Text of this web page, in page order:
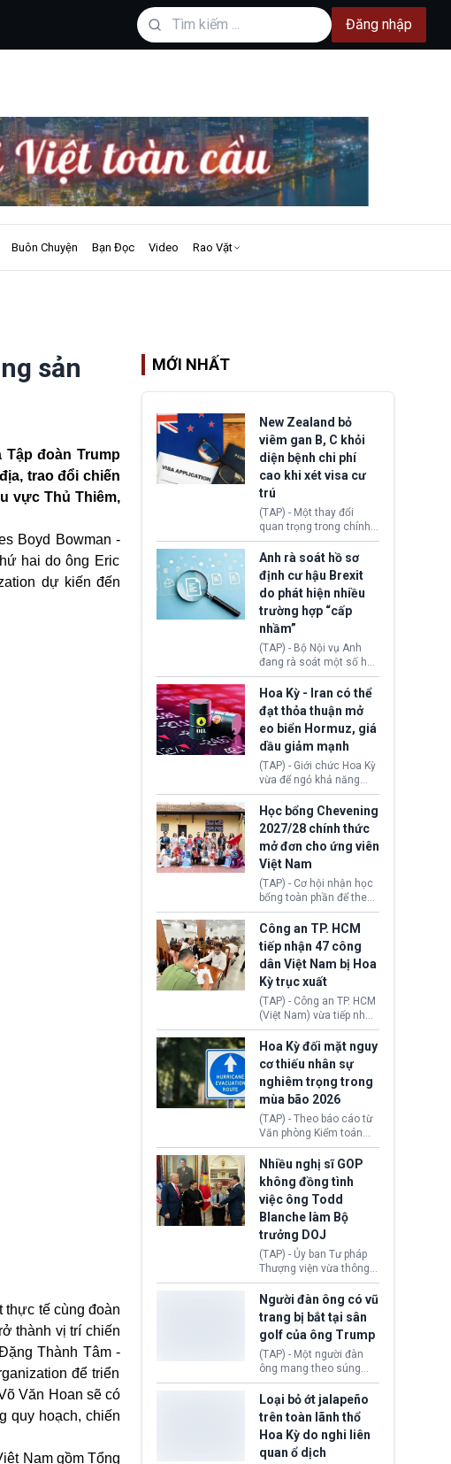
Đăng nhập
Buôn Chuyện Bạn Đọc Video Rao Vặt
sản
Tập đoàn Trump
trao đổi chiến
vực Thủ Thiêm,
Boyd Bowman -
hai do ông Eric
dự kiến đến
thực tế cùng đoàn
thành vị trí chiến
Thành Tâm -
để triển
Văn Hoan sẽ có
quy hoạch, chiến
NamgồmTổng
MỚI NHẤT
New Zealand bỏ
viêm gan B, C khỏi
diện bệnh chi phí
cao khi xét visa cư
trú
(TAP) - Một thay đổi
quan trọng trong chính
sách nhập cư của New
Zealand đang mở ra
thêm cơ hội cho nhiều
người muốn định cư. Từ
nay, người mắc viêm
gan B hoặc viêm gan C
sẽ không còn bị mặc
định không đáp ứng tiêu
chuẩn sức khỏe chỉ vì
chi phí điều trị khi nộp hồ
Anh rà soát hồ sơ
định cư hậu Brexit
do phát hiện nhiều
trường hợp “cấp
nhầm”
(TAP) - Bộ Nội vụ Anh
đang rà soát một số hồ
sơ thuộc Chương trình
Định cư EU (EU
Settlement Scheme -
EUSS) sau khi xác định
có trường hợp được cấp
quy chế cư trú hậu
Brexit “do nhầm lẫn”.
Động thái này làm dấy
lên lo ngại về việc thực
thi Thỏa thuận Rút khỏi
Liên minh châu Âu
(Withdrawal
Agreement).
Hoa Kỳ - Iran có thể
đạt thỏa thuận mở
eo biển Hormuz, giá
dầu giảm mạnh
(TAP) - Giới chức Hoa Kỳ
vừa để ngỏ khả năng
sớm đạt thỏa thuận với
Iran nhằm mở lại eo biển
Hormuz, mở đường cho
việc khôi phục hoạt
động hàng hải. Những
tín hiệu ngoại giao tích
cực này lập tức tác động
đến thị trường năng
lượng, kéo giá dầu thế
giới lùi sâu xuống dưới
mức 80 USD/thùng.
Học bổng Chevening
2027/28 chính thức
mở đơn cho ứng viên
Việt Nam
(TAP) - Cơ hội nhận học
bổng toàn phần để theo
học chương trình thạc sĩ
tại Vương quốc Anh đã
chính thức quay trở lại.
Học bổng Chevening
2027/28 của Chính phủ
Anh vừa mở cổng ứng
tuyển dành riêng ứng
viên Việt Nam, hỗ trợ
toàn bộ chi phí học tập
cùng nhiều quyền lợi
trong suốt một năm
học.
Công an TP. HCM
tiếp nhận 47 công
dân Việt Nam bị Hoa
Kỳ trục xuất
(TAP) - Công an TP. HCM
(Việt Nam) vừa tiếp nhận
47 công dân Việt Nam bị
Hoa Kỳ trục xuất về
nước. Đây là đợt có số
lượng lớn nhất từ đầu
năm 2026 đến nay, phản
ánh xu hướng gia tăng
các trường hợp trục
xuất.
Hoa Kỳ đối mặt nguy
cơ thiếu nhân sự
nghiêm trọng trong
mùa bão 2026
(TAP) - Theo báo cáo từ
Văn phòng Kiểm toán
Chính phủ (GAO), Cơ
quan Quản lý Khẩn cấp
Liên bang (FEMA) thuộc
Bộ An ninh Nội địa Hoa
Kỳ (DHS) đang đối mặt
nguy cơ thiếu hụt lực
lượng trầm trọng. Điều
này cần được đặc biệt
chú ý bởi nếu các siêu
bão đổ bộ Hoa Kỳ ở nửa
lượng ứng phó “mỏng”
có thể làm nghẽn công
tác cứu trợ; dẫn đến hệ
thống ứng phó khẩn cấp
quốc gia quá tải.
Nhiều nghị sĩ GOP
không đồng tình
việc ông Todd
Blanche làm Bộ
trưởng DOJ
(TAP) - Ủy ban Tư pháp
Thượng viện vừa thông
qua đề cử ông Todd
Blanche làm Bộ trưởng
Bộ Tư pháp Hoa Kỳ
(DOJ) sau thời gian dài
ông giữ chức quyền Bộ
trưởng. Mặc dù vậy,
nhiều chính trị gia đảng
Cộng hoà (GOP) vẫn tỏ
ra hoài nghi, thậm chí
tuyên bố sẽ lên tiếng
phản đối khi đề cử này
được đưa ra toàn thể bỏ
phiếu.
Người đàn ông có vũ
trang bị bắt tại sân
golf của ông Trump
(TAP) - Một người đàn
ông mang theo súng
ngắn vừa bị bắt khi đang
chụp ảnh, quay video tại
sân golf Trump National
Golf Club (Quận Los
Angeles, bang
California). Vụ việc xảy
Loại bỏ ớt jalapeño
trên toàn lãnh thổ
Hoa Kỳ do nghi liên
quan ổ dịch